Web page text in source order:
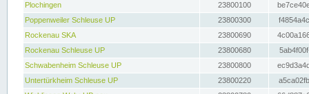
Plochingen
23800100
Poppenweiler Schleuse UP
23800300
Rockenau SKA
23800690
Rockenau Schleuse UP
23800680
Schwabenheim Schleuse UP
23800800
Untertürkheim Schleuse UP
23800220